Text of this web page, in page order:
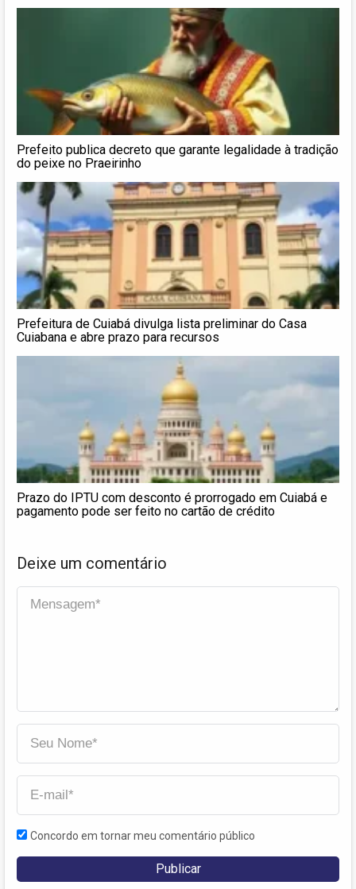
Prefeito publica decreto que garante legalidade à tradição
do peixe no Praeirinho
Prefeitura de Cuiabá divulga lista preliminar do Casa
Cuiabana e abre prazo para recursos
Prazo do IPTU com desconto é prorrogado em Cuiabá e
pagamento pode ser feito no cartão de crédito
Deixe um comentário
Concordo em tornar meu comentário público